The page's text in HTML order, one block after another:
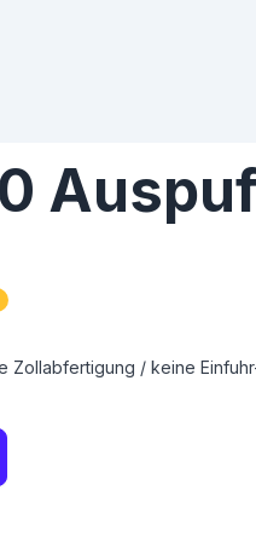
/ keine